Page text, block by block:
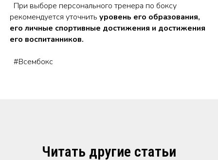
При выборе персонального тренера по боксу
рекомендуется уточнить уровень его образования,
его личные спортивные достижения и достижения
его воспитанников.
#Всембокс
Читать другие статьи